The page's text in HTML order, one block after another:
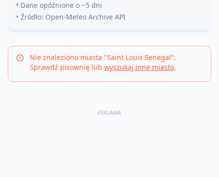
• Dane opóźnione o ~5 dni
• Źródło: Open-Meteo Archive API
Nie znaleziono miasta "Saint Louis Senegal".
Sprawdź pisownię lub wyszukaj inne miasto.
REKLAMA